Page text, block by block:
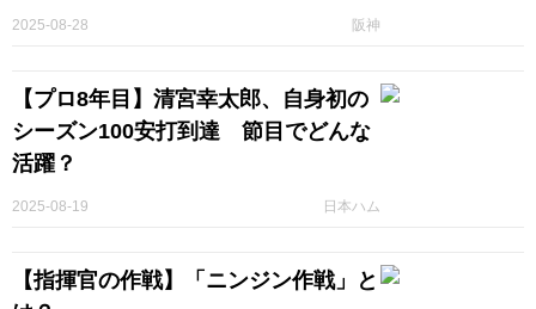
阪神
2025-08-28
【プロ8年目】清宮幸太郎、自身初の
シーズン100安打到達 節目でどんな
活躍？
日本ハム
2025-08-19
【指揮官の作戦】「ニンジン作戦」と